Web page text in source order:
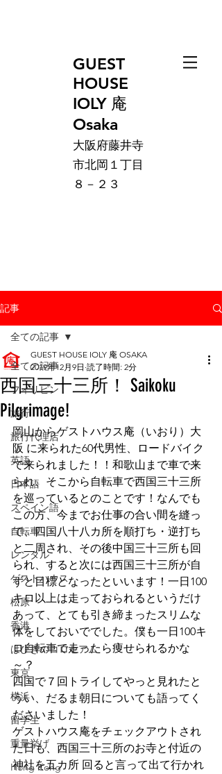
GUEST
HOUSE
IOLY 庵
Osaka
大阪府藤井寺
市北岡１丁目
８－２３
記事
全ての記事
フィリピン
旅行
旅行代理店
英語
日本語
スペイン語
自転車
レンタル
ゲストハウス
松原
香港
はびきのコロセアム
東京
横浜
留学生
重量挙げ
Hong Kong
全ての記事
西国三十三所！ Saikoku
Pilgrimage!
GUEST HOUSE IOLY 庵 OSAKA
2019年12月9日 読了時間: 2分
岡山からゲストハウス庵（いおり）大
阪 に来られた60代男性、ロードバイク
で来られました！！和歌山まで車で来
られ、そこから自転車で西国三十三所
を巡っているとのことです！なんでも
この方、今までお仕事の合い間を縫っ
て、四国八十八カ所を順打ち・逆打ち
と二周され、その後中国三十三所も回
られ、すると次には西国三十三所が自
ずと目標となったといいます！一日100
キロ以上は走っておられるというだけ
あって、とても引き締まったスリムな
体をしておいででした。僕も一日100キ
ロ自転車で走ったら痩せられるかな
～？
四国で７回トライしてやっと見れたと
うい、だるま朝日についても語ってく
ださいました！
ゲストハウス庵をチェックアウトされ
た日も、西国三十三所のお寺と付近の
神社を五カ所 回ると言って出て行かれ